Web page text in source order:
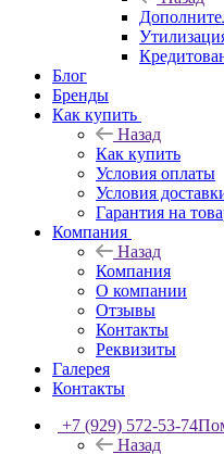
Блог
Бренды
Как купить
Назад
Как купить
Условия оплаты
Условия
Гарантия на
Компания
Назад
Компания
О компании
Отзывы
Контакты
Реквизиты
Галерея
Контакты
+7 (929) 572-53-74
Назад